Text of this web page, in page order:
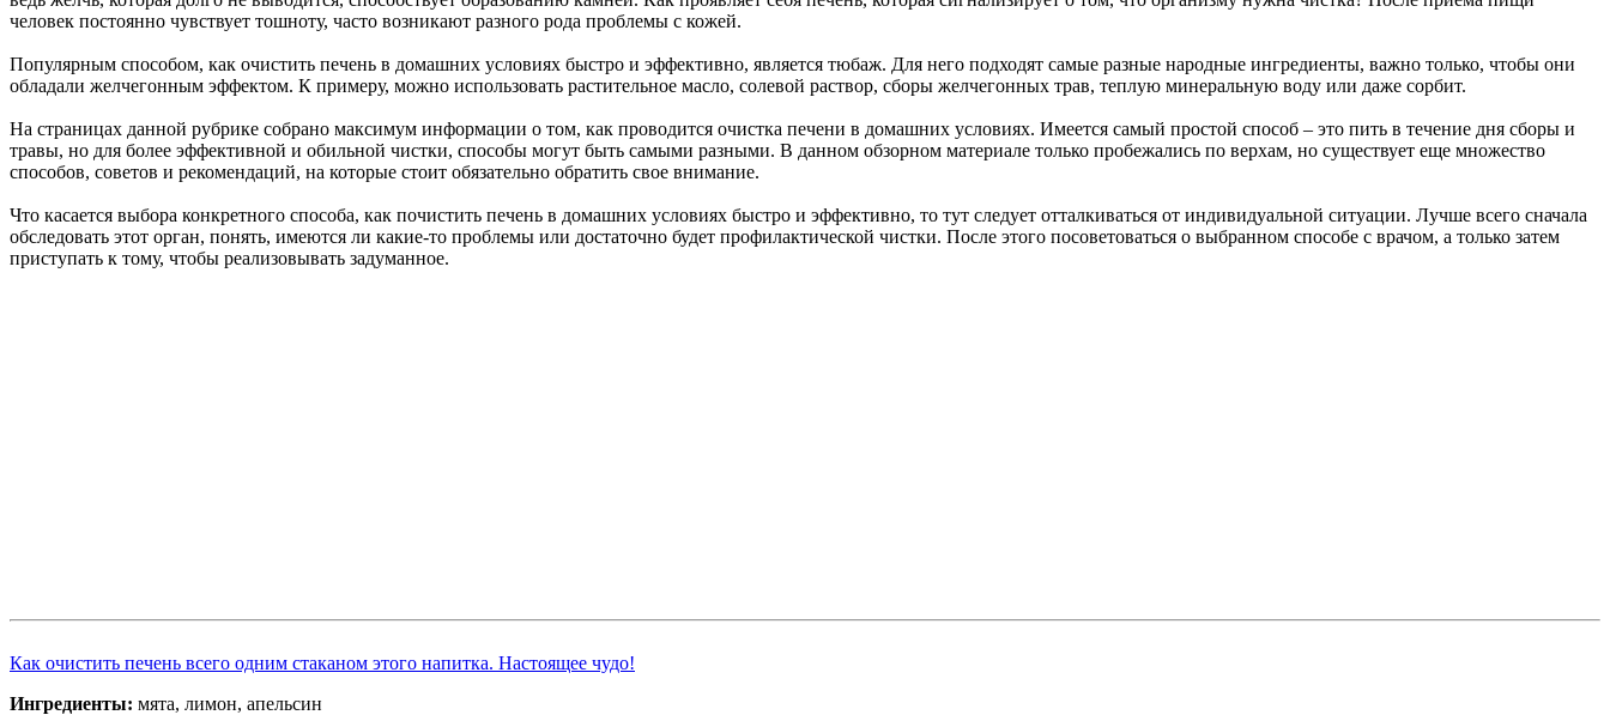
человек постоянно чувствует тошноту, часто возникают разного рода проблемы с кожей.
Популярным способом, как очистить печень в домашних условиях быстро и эффективно, является тюбаж. Для него подходят самые разные народные ингредиенты, важно только, чтобы они
обладали желчегонным эффектом. К примеру, можно использовать растительное масло, солевой раствор, сборы желчегонных трав, теплую минеральную воду или даже сорбит.
На страницах данной рубрике собрано максимум информации о том, как проводится очистка печени в домашних условиях. Имеется самый простой способ – это пить в течение дня сборы и
травы, но для более эффективной и обильной чистки, способы могут быть самыми разными. В данном обзорном материале только пробежались по верхам, но существует еще множество
способов, советов и рекомендаций, на которые стоит обязательно обратить свое внимание.
Что касается выбора конкретного способа, как почистить печень в домашних условиях быстро и эффективно, то тут следует отталкиваться от индивидуальной ситуации. Лучше всего сначала
обследовать этот орган, понять, имеются ли какие-то проблемы или достаточно будет профилактической чистки. После этого посоветоваться о выбранном способе с врачом, а только затем
приступать к тому, чтобы реализовывать задуманное.
Как очистить печень всего одним стаканом этого напитка. Настоящее чудо!
Ингредиенты: мята, лимон, апельсин